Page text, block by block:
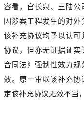
容看，官长泉、三陆
因涉案工程发生的对
该补充协议均予以认
协议，但亦无证据证
合同法》强制性效力
效。原一审以该补充协
定该补充协议无效不当